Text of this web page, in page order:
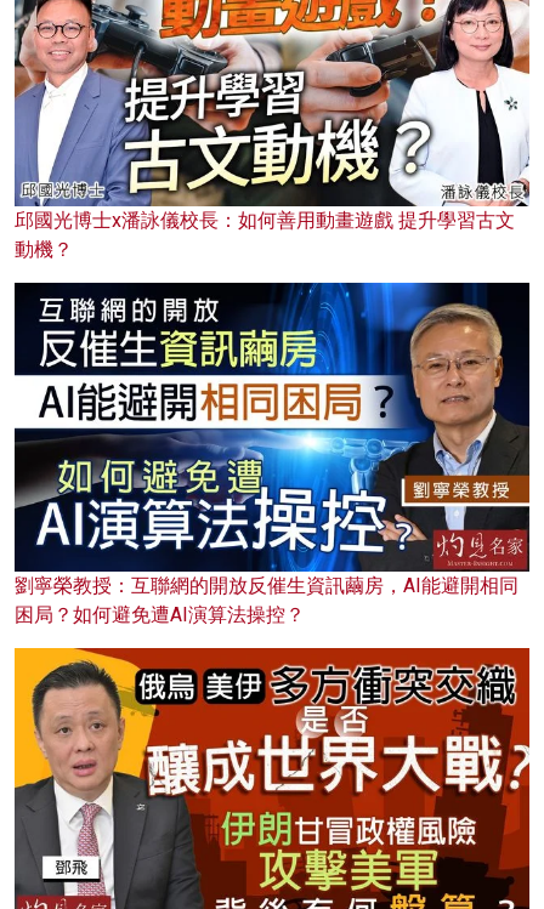
邱國光博士x潘詠儀校長：如何善用動畫遊戲 提升學習古文
動機？
劉寧榮教授：互聯網的開放反催生資訊繭房，AI能避開相同
困局？如何避免遭AI演算法操控？